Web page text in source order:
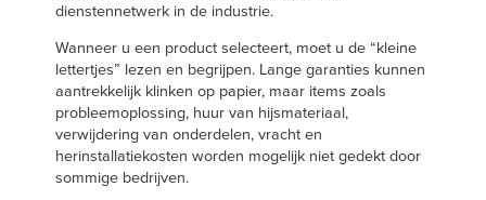
dienstennetwerk in de industrie.
Wanneer u een product selecteert, moet u de “kleine
lettertjes” lezen en begrijpen. Lange garanties kunnen
aantrekkelijk klinken op papier, maar items zoals
probleemoplossing, huur van hijsmateriaal,
verwijdering van onderdelen, vracht en
herinstallatiekosten worden mogelijk niet gedekt door
sommige bedrijven.